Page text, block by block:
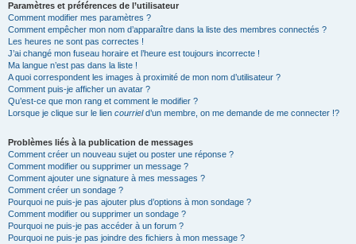
Paramètres et préférences de l’utilisateur
Comment modifier mes paramètres ?
Comment empêcher mon nom d’apparaître dans la liste des membres connectés ?
Les heures ne sont pas correctes !
J’ai changé mon fuseau horaire et l’heure est toujours incorrecte !
Ma langue n’est pas dans la liste !
A quoi correspondent les images à proximité de mon nom d’utilisateur ?
Comment puis-je afficher un avatar ?
Qu’est-ce que mon rang et comment le modifier ?
Lorsque je clique sur le lien courrield’un membre, on me demande de me connecter !?
Problèmes liés à la publication de messages
Comment créer un nouveau sujet ou poster une réponse ?
Comment modifier ou supprimer un message ?
Comment ajouter une signature à mes messages ?
Comment créer un sondage ?
Pourquoi ne puis-je pas ajouter plus d’options à mon sondage ?
Comment modifier ou supprimer un sondage ?
Pourquoi ne puis-je pas accéder à un forum ?
Pourquoi ne puis-je pas joindre des fichiers à mon message ?